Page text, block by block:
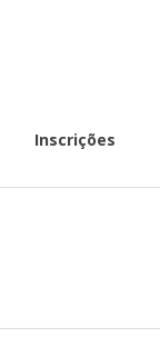
Inscrições